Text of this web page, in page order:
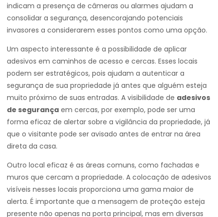
indicam a presença de câmeras ou alarmes ajudam a
consolidar a segurança, desencorajando potenciais
invasores a considerarem esses pontos como uma opção.
Um aspecto interessante é a possibilidade de aplicar
adesivos em caminhos de acesso e cercas. Esses locais
podem ser estratégicos, pois ajudam a autenticar a
segurança de sua propriedade já antes que alguém esteja
muito próximo de suas entradas. A visibilidade de adesivos
de segurança em cercas, por exemplo, pode ser uma
forma eficaz de alertar sobre a vigilância da propriedade, já
que o visitante pode ser avisado antes de entrar na área
direta da casa.
Outro local eficaz é as áreas comuns, como fachadas e
muros que cercam a propriedade. A colocação de adesivos
visíveis nesses locais proporciona uma gama maior de
alerta. É importante que a mensagem de proteção esteja
presente não apenas na porta principal, mas em diversas